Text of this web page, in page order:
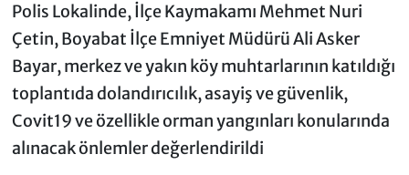
Polis Lokalinde, İlçe Kaymakamı Mehmet Nuri
Çetin, Boyabat İlçe Emniyet Müdürü Ali Asker
Bayar, merkez ve yakın köy muhtarlarının katıldığı
toplantıda dolandırıcılık, asayiş ve güvenlik,
Covit19 ve özellikle orman yangınları konularında
alınacak önlemler değerlendirildi